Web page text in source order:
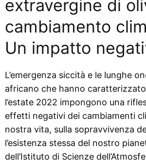
extravergine di
cambiamento
Un impatto
L’emergenza siccità e le lunghe
africano che hanno
l’estate 2022 impongono una
effetti negativi dei cambiamenti
nostra vita, sulla sopravvivenza
l’esistenza stessa del nostro
dell’Istituto di Scienze